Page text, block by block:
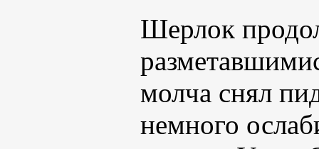
Шерлок
молча снял
немного